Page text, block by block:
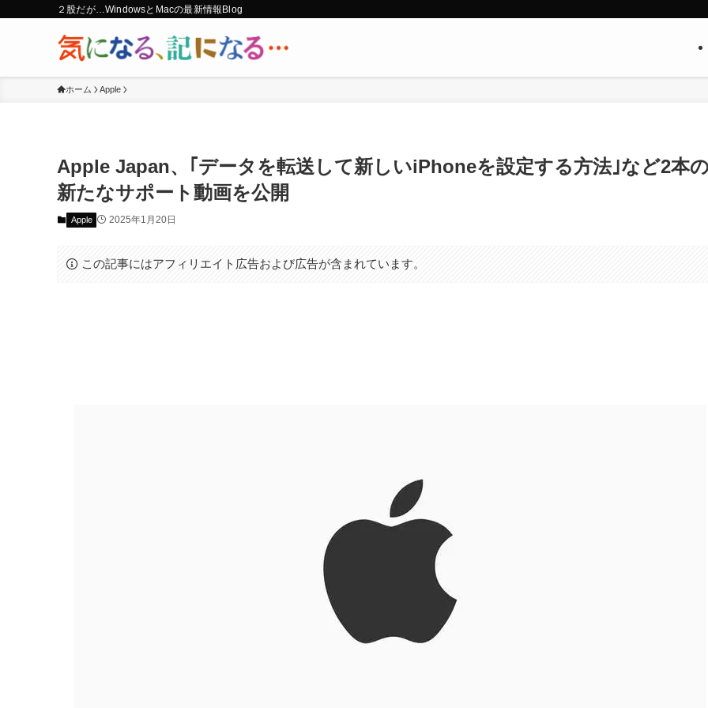
２股だが…WindowsとMacの最新情報Blog
ホーム Apple
Apple Japan、｢データを転送して新しいiPhoneを設定する方法｣など2本
新たなサポート動画を公開
Apple 2025年1月20日
この記事にはアフィリエイト広告および広告が含まれています。